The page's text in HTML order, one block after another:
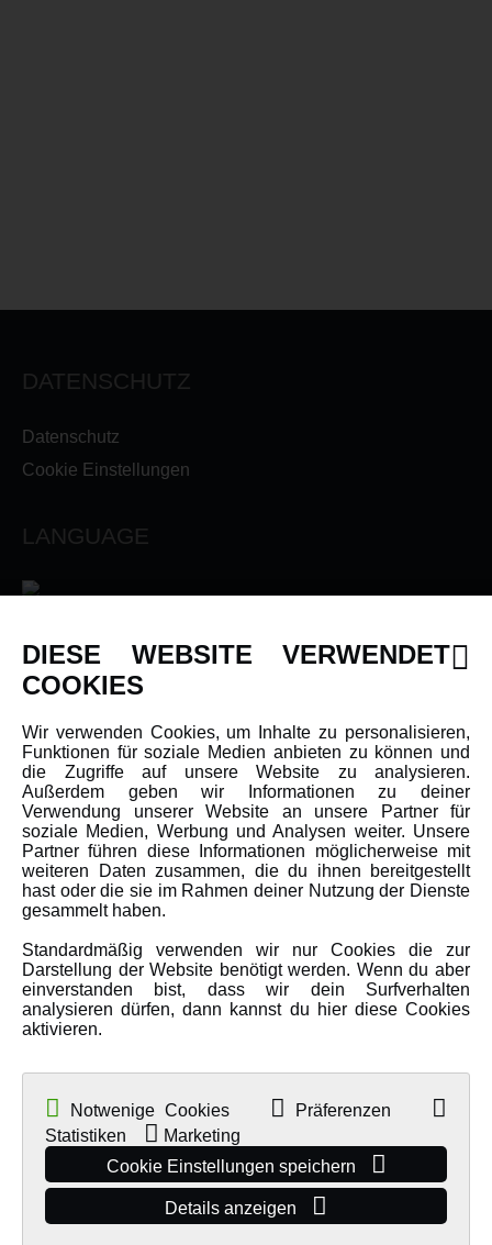
DATENSCHUTZ
Datenschutz
Cookie Einstellungen
LANGUAGE
INFORMATIONEN
Newsletter
Über uns
Karriere
Amewi Kataloge
MEHR VON AMEWI
AMXRacing - Qualitäts RC-Zubehör
Amewi Construction - Nutzfahrzeuge
Malinos - Die kreative Seite von Amewi
DIESE WEBSITE VERWENDET
COOKIES
Wir verwenden Cookies, um Inhalte zu personalisieren,
Funktionen für soziale Medien anbieten zu können und
die Zugriffe auf unsere Website zu analysieren.
Außerdem geben wir Informationen zu deiner
Verwendung unserer Website an unsere Partner für
soziale Medien, Werbung und Analysen weiter. Unsere
Partner führen diese Informationen möglicherweise mit
weiteren Daten zusammen, die du ihnen bereitgestellt
hast oder die sie im Rahmen deiner Nutzung der Dienste
gesammelt haben.
Standardmäßig verwenden wir nur Cookies die zur
Darstellung der Website benötigt werden. Wenn du aber
einverstanden bist, dass wir dein Surfverhalten
analysieren dürfen, dann kannst du hier diese Cookies
aktivieren.
Notwenige Cookies
Präferenzen
Statistiken
Marketing
Cookie Einstellungen speichern
Details anzeigen